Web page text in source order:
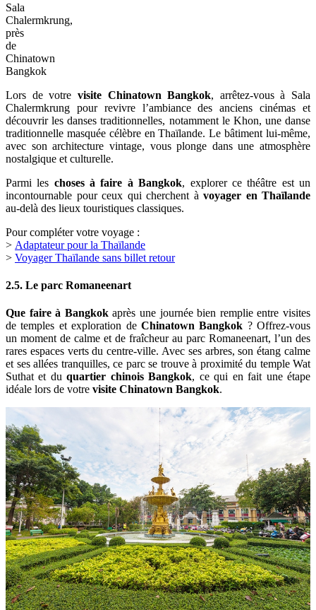
Sala
Chalermkrung,
près
de
Chinatown
Bangkok
Lors de votre visite Chinatown Bangkok, arrêtez-vous à Sala
Chalermkrung pour revivre l’ambiance des anciens cinémas et
découvrir les danses traditionnelles, notamment le Khon, une danse
traditionnelle masquée célèbre en Thaïlande. Le bâtiment lui-même,
avec son architecture vintage, vous plonge dans une atmosphère
nostalgique et culturelle.
Parmi les choses à faire à Bangkok, explorer ce théâtre est un
incontournable pour ceux qui cherchent à voyager en Thaïlande
au-delà des lieux touristiques classiques.
Pour compléter votre voyage :
> Adaptateur pour la Thaïlande
> Voyager Thaïlande sans billet retour
2.5. Le parc Romaneenart
Que faire à Bangkokaprès une journée bien remplie entre visites
de temples et exploration de Chinatown Bangkok ? Offrez-vous
un moment de calme et de fraîcheur au parc Romaneenart, l’un des
rares espaces verts du centre-ville. Avec ses arbres, son étang calme
et ses allées tranquilles, ce parc se trouve à proximité du temple Wat
Suthat et duquartier chinois Bangkok, ce qui en fait une étape
idéale lors de votre visite Chinatown Bangkok.